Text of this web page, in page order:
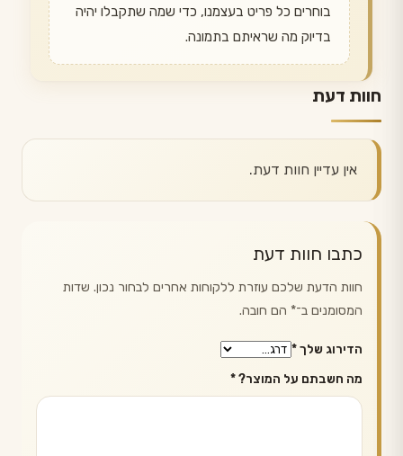
בוחרים כל פריט בעצמנו, כדי שמה שתקבלו יהיה
בדיוק מה שראיתם בתמונה.
חוות דעת
אין עדיין חוות דעת.
כתבו חוות דעת
חוות הדעת שלכם עוזרת ללקוחות אחרים לבחור נכון. שדות
המסומנים ב־* הם חובה.
הדירוג שלך*
מה חשבתם על המוצר?*